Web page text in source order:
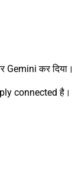
Gemini कर दिया।
connected है।